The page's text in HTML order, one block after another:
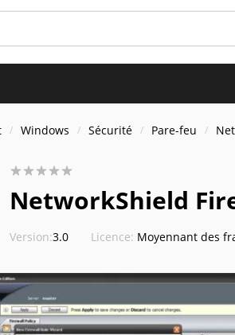
Windows Sécurité Pare-feu
NetworkShield
Version:3.0 Licence: Moyennant des